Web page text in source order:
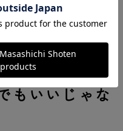
もいいじゃな